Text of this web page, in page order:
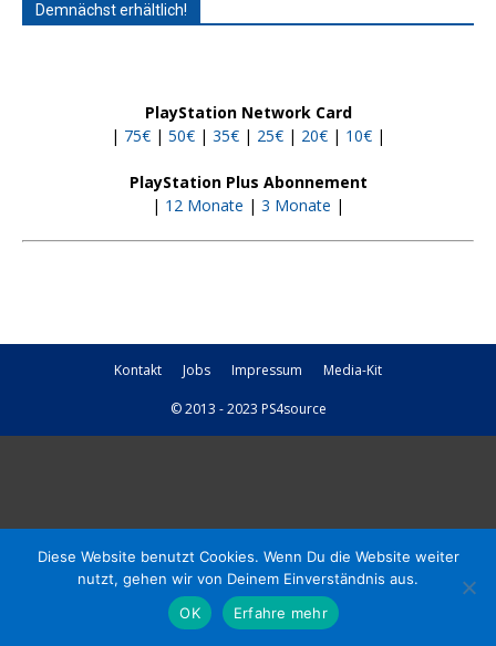
Demnächst erhältlich!
PlayStation Network Card
| 75€ | 50€ | 35€ | 25€ | 20€ | 10€ |
PlayStation Plus Abonnement
| 12 Monate | 3 Monate |
Kontakt Jobs Impressum Media-Kit
© 2013 - 2023 PS4source
Diese Website benutzt Cookies. Wenn Du die Website weiter
nutzt, gehen wir von Deinem Einverständnis aus.
OK
Erfahre mehr